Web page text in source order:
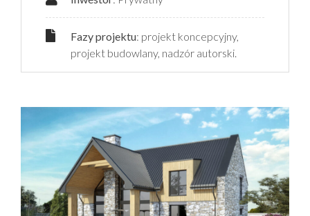
Fazy projektu: projekt koncepcyjny,
projekt budowlany, nadzór autorski.